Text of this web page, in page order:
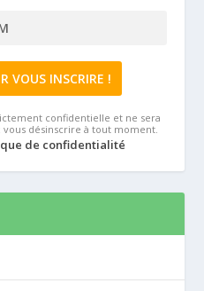
confidentielle et ne sera
vous désinscrire à tout moment.
de confidentialité